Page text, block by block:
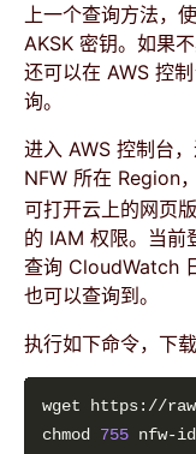
上一个查询方法，
AKSK 密钥。如果
还可以在 AWS 控
询。
进入 AWS 控制台
NFW 所在 Region
可打开云上的网页
的 IAM 权限。当前
查询 CloudWatch
也可以查询到。
执行如下命令，下
chmod 755